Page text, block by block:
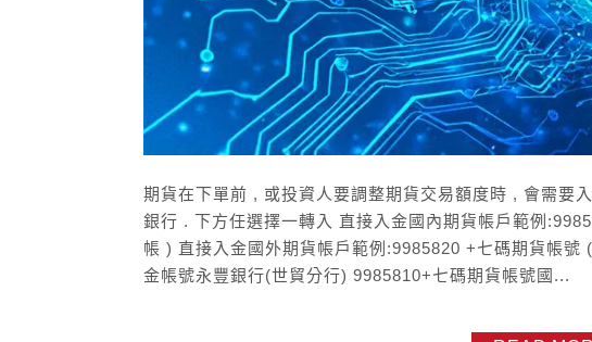
期貨在下單前 , 或投資人要調整期貨交易額度時 , 會需要
銀行 . 下方任選擇一轉入 直接入金國內期貨帳戶範例
帳 ) 直接入金國外期貨帳戶範例:9985820 +七碼期貨帳
金帳號永豐銀行(世貿分行) 9985810+七碼期貨帳號國...